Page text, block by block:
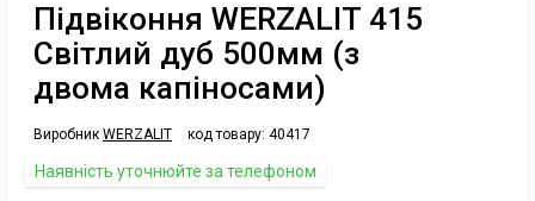
Підвіконня WERZALIT 415
Світлий дуб 500мм (з
двома капіносами)
Виробник WERZALIT код товару: 40417
Наявність уточнюйте за телефоном